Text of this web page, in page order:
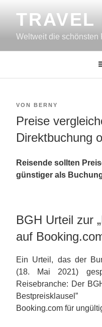
InhaltTRAVEL
Weltweit die schönsten
VERÖFFENTLICHT
AM
VON BERNY
Preise
Direktbuchung
Reisende sollten
günstiger als
BGH Urteil zur
auf
Ein Urteil, das der
(18. Mai 2021)
Reisebranche: Der
Booking.com für